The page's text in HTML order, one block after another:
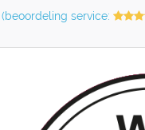
(beoordeling service: